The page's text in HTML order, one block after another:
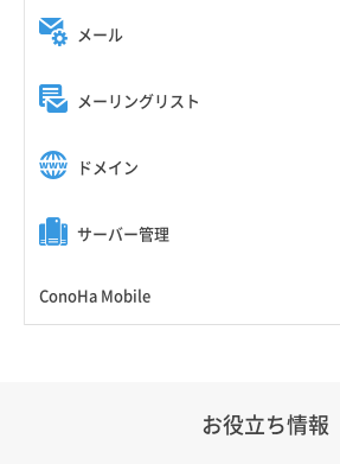
メール
メーリングリスト
ドメイン
サーバー管理
ConoHa Mobile
お役立ち情報